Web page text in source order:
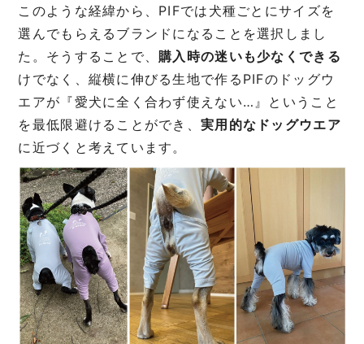
このような経緯から、PIFでは犬種ごとにサイズを
選んでもらえるブランドになることを選択しまし
た。そうすることで、購入時の迷いも少なくできる
けでなく、縦横に伸びる生地で作るPIFのドッグウ
エアが『愛犬に全く合わず使えない…』ということ
を最低限避けることができ、実用的なドッグウエア
に近づくと考えています。